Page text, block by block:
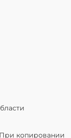
копировании